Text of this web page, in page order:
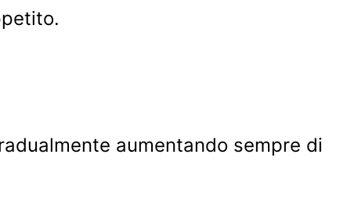
aumentando sempre di